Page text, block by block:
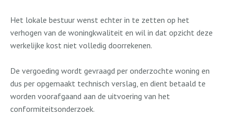
Het lokale bestuur wenst echter in te zetten op het
verhogen van de woningkwaliteit en wil in dat opzicht deze
werkelijke kost niet volledig doorrekenen.
De vergoeding wordt gevraagd per onderzochte woning en
dus per opgemaakt technisch verslag, en dient betaald te
worden voorafgaand aan de uitvoering van het
conformiteitsonderzoek.